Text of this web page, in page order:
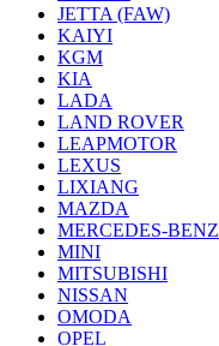
JETTA (FAW)
KAIYI
KGM
KIA
LADA
LAND ROVER
LEAPMOTOR
LEXUS
LIXIANG
MAZDA
MERCEDES-BENZ
MINI
MITSUBISHI
NISSAN
OMODA
OPEL